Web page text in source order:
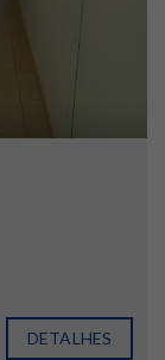
DETALHES